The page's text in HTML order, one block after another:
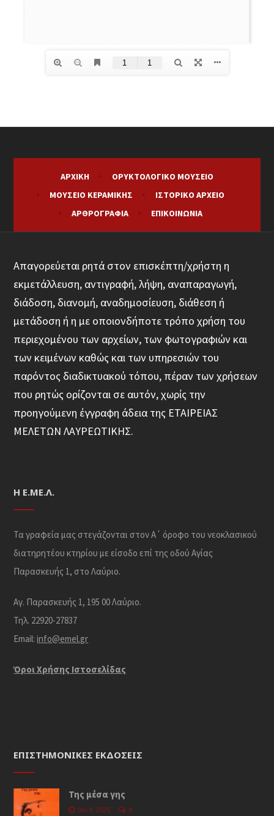
ΑΡΧΙΚΉ
ΟΡΥΚΤΟΛΟΓΙΚΌ ΜΟΥΣΕΊΟ
ΜΟΥΣΕΊΟ ΚΕΡΑΜΙΚΉΣ
ΙΣΤΟΡΙΚΌ ΑΡΧΕΊΟ
ΑΡΘΡΟΓΡΑΦΊΑ
ΕΠΙΚΟΙΝΩΝΊΑ
Απαγορεύεται ρητά στον επισκέπτη/χρήστη η
εκμετάλλευση, αντιγραφή, λήψη, αναπαραγωγή,
διάδοση, διανομή, αναδημοσίευση, διάθεση ή
μετάδοση ή η με οποιονδήποτε τρόπο χρήση του
περιεχομένου των αρχείων, των φωτογραφιών και
των κειμένων καθώς και των υπηρεσιών του
παρόντος διαδικτυακού τόπου, πέραν των χρήσεων
που ρητώς ορίζονται σε αυτόν, χωρίς την
προηγούμενη έγγραφη άδεια της ΕΤΑΙΡΕΙΑΣ
ΜΕΛΕΤΩΝ ΛΑΥΡΕΩΤΙΚΗΣ.
Η Ε.ΜΕ.Λ.
Τα γραφεία μας στεγάζονται στον Α΄ όροφο του νεοκλασικού
διατηρητέου κτηρίου με είσοδο επί της οδού Αγίας
Παρασκευής 1, στο Λαύριο.
Αγ. Παρασκευής 1, 195 00 Λαύριο.
Τηλ. 22920-27837
Email:info@emel.gr
Όροι Χρήσης Iστοσελίδας
ΕΠΙΣΤΗΜΟΝΙΚΈΣ ΕΚΔΌΣΕΙΣ
Της μέσα γης
Ιαν 9, 2025 0